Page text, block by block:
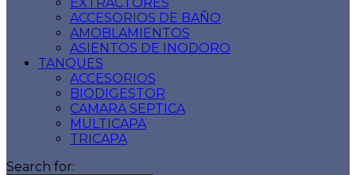
ACCESORIOS DE BAÑO
AMOBLAMIENTOS
ASIENTOS DE INODORO
TANQUES
ACCESORIOS
BIODIGESTOR
CAMARA SEPTICA
MULTICAPA
TRICAPA
Search for: